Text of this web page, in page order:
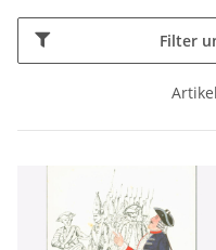
Filter